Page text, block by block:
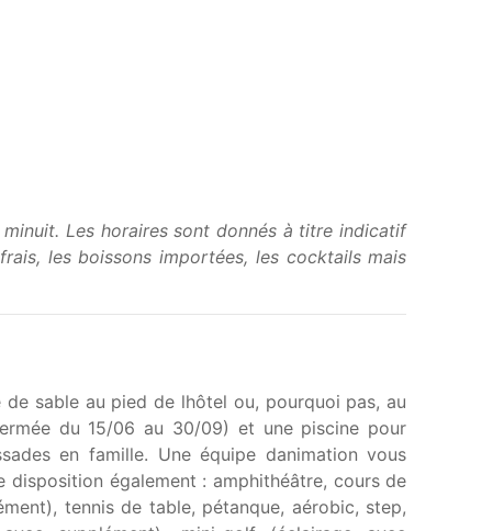
Les horaires sont donnés à titre indicatif
les boissons importées, les cocktails mais
sable au pied de lhôtel ou, pourquoi pas, au
du 15/06 au 30/09) et une piscine pour
en famille. Une équipe danimation vous
également : amphithéâtre, cours de
tennis de table, pétanque, aérobic, step,